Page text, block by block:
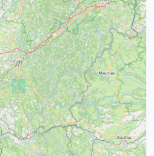
4
15
21
39
68